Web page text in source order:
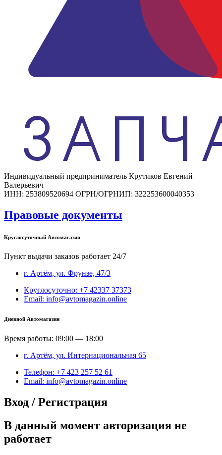
Индивидуальный предприниматель Крутиков Евгений
Валерьевич
ИНН: 253809520694 ОГРН/ОГРНИП: 322253600040353
Правовые документы
Круглосуточный Автомагазин
Пункт выдачи заказов работает 24/7
г. Артём, ул. Фрунзе, 47/3
Круглосуточно: +7 42337 37373
Email: info@avtomagazin.online
Дневной Автомагазин
Время работы: 09:00 — 18:00
г. Артём, ул. Интернациональная 65
Телефон: +7 423 257 52 61
Email: info@avtomagazin.online
Вход / Регистрация
В данный момент авторизация не
работает